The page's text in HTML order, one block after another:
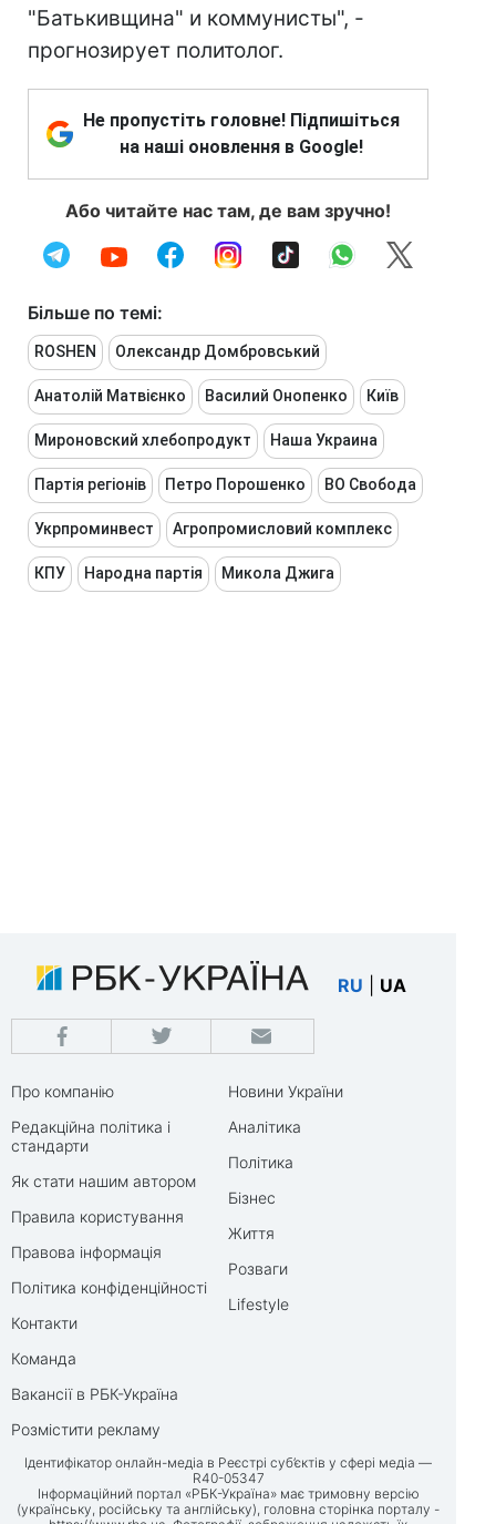
"Батькивщина" и коммунисты", -
прогнозирует политолог.
Не пропустіть головне! Підпишіться
на наші оновлення в Google!
Або читайте нас там, де вам зручно!
Більше по темі:
ROSHEN Олександр Домбровський
Анатолій Матвієнко Василий Онопенко Київ
Мироновский хлебопродукт Наша Украина
Партія регіонів Петро Порошенко ВО Свобода
Укрпроминвест Агропромисловий комплекс
КПУ Народна партія Микола Джига
RU UA
Про компанію
Редакційна політика і
стандарти
Як стати нашим автором
Правила користування
Правова інформація
Політика конфіденційності
Контакти
Команда
Вакансії в РБК-Україна
Розмістити рекламу
Новини України
Аналітика
Політика
Бізнес
Життя
Розваги
Lifestyle
Ідентифікатор онлайн-медіа в Реєстрі суб’єктів у сфері медіа —
R40-05347
Інформаційний портал «РБК-Україна» має тримовну версію
(українську, російську та англійську), головна сторінка порталу -